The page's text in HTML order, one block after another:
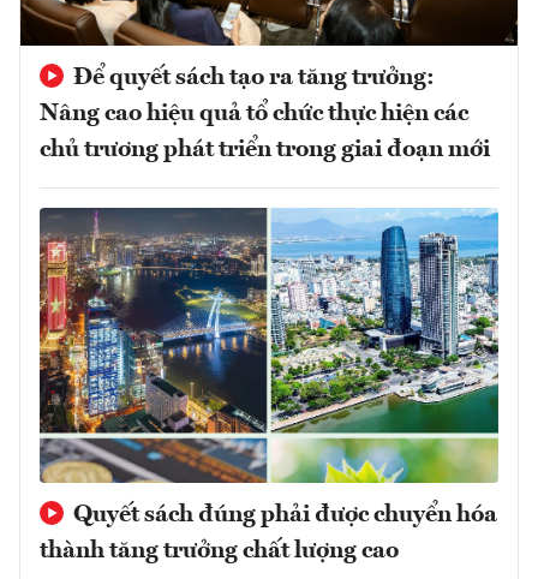
Để quyết sách tạo ra tăng trưởng:
Nâng cao hiệu quả tổ chức thực hiện các
chủ trương phát triển trong giai đoạn mới
Quyết sách đúng phải được chuyển hóa
thành tăng trưởng chất lượng cao